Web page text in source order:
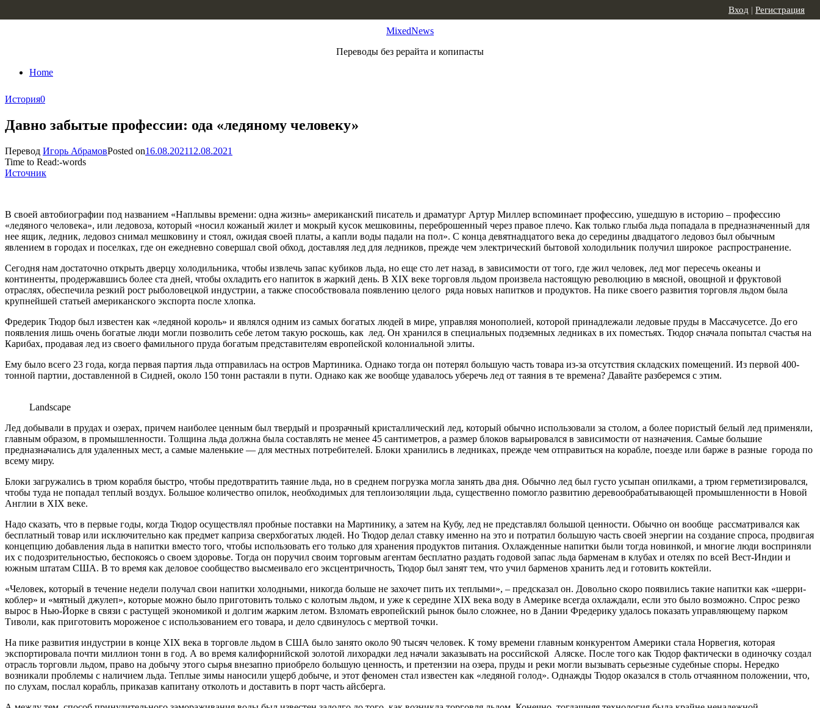
MixedNews
Переводы без рерайта и копипасты
Home
Вход | Регистрация
История0
Давно забытые профессии: ода «ледяному человеку»
Перевод Игорь АбрамовPosted on16.08.202112.08.2021
Time to Read:-words
Источник
В своей автобиографии под названием «Наплывы времени: одна жизнь» американский писатель и драматург Артур Миллер вспоминает профессию, ушедшую в историю – профессию
«ледяного человека», или ледовоза, который «носил кожаный жилет и мокрый кусок мешковины, переброшенный через правое плечо. Как только глыба льда попадала в предназначенный для
нее ящик, ледник, ледовоз снимал мешковину и стоял, ожидая своей платы, а капли воды падали на пол». С конца девятнадцатого века до середины двадцатого ледовоз был обычным
явлением в городах и поселках, где он ежедневно совершал свой обход, доставляя лед для ледников, прежде чем электрический бытовой холодильник получил широкое распространение.
Сегодня нам достаточно открыть дверцу холодильника, чтобы извлечь запас кубиков льда, но еще сто лет назад, в зависимости от того, где жил человек, лед мог пересечь океаны и
континенты, продержавшись более ста дней, чтобы охладить его напиток в жаркий день. В XIX веке торговля льдом произвела настоящую революцию в мясной, овощной и фруктовой
отраслях, обеспечила резкий рост рыболовецкой индустрии, а также способствовала появлению целого ряда новых напитков и продуктов. На пике своего развития торговля льдом была
крупнейшей статьей американского экспорта после хлопка.
Фредерик Тюдор был известен как «ледяной король» и являлся одним из самых богатых людей в мире, управляя монополией, которой принадлежали ледовые пруды в Массачусетсе. До его
появления лишь очень богатые люди могли позволить себе летом такую роскошь, как лед. Он хранился в специальных подземных ледниках в их поместьях. Тюдор сначала попытал счастья на
Карибах, продавая лед из своего фамильного пруда богатым представителям европейской колониальной элиты.
Ему было всего 23 года, когда первая партия льда отправилась на остров Мартиника. Однако тогда он потерял большую часть товара из-за отсутствия складских помещений. Из первой 400-
тонной партии, доставленной в Сидней, около 150 тонн растаяли в пути. Однако как же вообще удавалось уберечь лед от таяния в те времена? Давайте разберемся с этим.
Landscape
Лед добывали в прудах и озерах, причем наиболее ценным был твердый и прозрачный кристаллический лед, который обычно использовали за столом, а более пористый белый лед применяли,
главным образом, в промышленности. Толщина льда должна была составлять не менее 45 сантиметров, а размер блоков варьировался в зависимости от назначения. Самые большие
предназначались для удаленных мест, а самые маленькие — для местных потребителей. Блоки хранились в ледниках, прежде чем отправиться на корабле, поезде или барже в разные города по
всему миру.
Блоки загружались в трюм корабля быстро, чтобы предотвратить таяние льда, но в среднем погрузка могла занять два дня. Обычно лед был густо усыпан опилками, а трюм герметизировался,
чтобы туда не попадал теплый воздух. Большое количество опилок, необходимых для теплоизоляции льда, существенно помогло развитию деревообрабатывающей промышленности в Новой
Англии в XIX веке.
Надо сказать, что в первые годы, когда Тюдор осуществлял пробные поставки на Мартинику, а затем на Кубу, лед не представлял большой ценности. Обычно он вообще рассматривался как
бесплатный товар или исключительно как предмет каприза сверхбогатых людей. Но Тюдор делал ставку именно на это и потратил большую часть своей энергии на создание спроса, продвигая
концепцию добавления льда в напитки вместо того, чтобы использовать его только для хранения продуктов питания. Охлажденные напитки были тогда новинкой, и многие люди восприняли
их с подозрительностью, беспокоясь о своем здоровье. Тогда он поручил своим торговым агентам бесплатно раздать годовой запас льда барменам в клубах и отелях по всей Вест-Индии и
южным штатам США. В то время как деловое сообщество высмеивало его эксцентричность, Тюдор был занят тем, что учил барменов хранить лед и готовить коктейли.
«Человек, который в течение недели получал свои напитки холодными, никогда больше не захочет пить их теплыми», – предсказал он. Довольно скоро появились такие напитки как «шерри-
коблер» и «мятный джулеп», которые можно было приготовить только с колотым льдом, и уже к середине XIX века воду в Америке всегда охлаждали, если это было возможно. Спрос резко
вырос в Нью-Йорке в связи с растущей экономикой и долгим жарким летом. Взломать европейский рынок было сложнее, но в Дании Фредерику удалось показать управляющему парком
Тиволи, как приготовить мороженое с использованием его товара, и дело сдвинулось с мертвой точки.
На пике развития индустрии в конце XIX века в торговле льдом в США было занято около 90 тысяч человек. К тому времени главным конкурентом Америки стала Норвегия, которая
экспортировала почти миллион тонн в год. А во время калифорнийской золотой лихорадки лед начали заказывать на российской Аляске. После того как Тюдор фактически в одиночку создал
отрасль торговли льдом, право на добычу этого сырья внезапно приобрело большую ценность, и претензии на озера, пруды и реки могли вызывать серьезные судебные споры. Нередко
возникали проблемы с наличием льда. Теплые зимы наносили ущерб добыче, и этот феномен стал известен как «ледяной голод». Однажды Тюдор оказался в столь отчаянном положении, что,
по слухам, послал корабль, приказав капитану отколоть и доставить в порт часть айсберга.